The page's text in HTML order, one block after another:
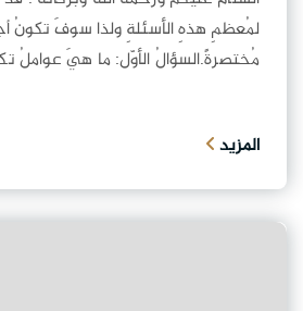
لمُعظمِ هذهِ الأسئلةِ ولذا سوفَ تكونُ
مُختصرةً.السؤالُ الأوّل: ما هيَ عواملُ
المزيد